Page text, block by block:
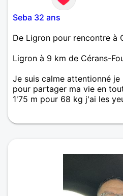
Seba 32 ans
De Ligron pour rencontre à
Ligron à 9 km de Cérans-
Je suis calme attentionné
pour partager ma vie en
1'75 m pour 68 kg j'ai les